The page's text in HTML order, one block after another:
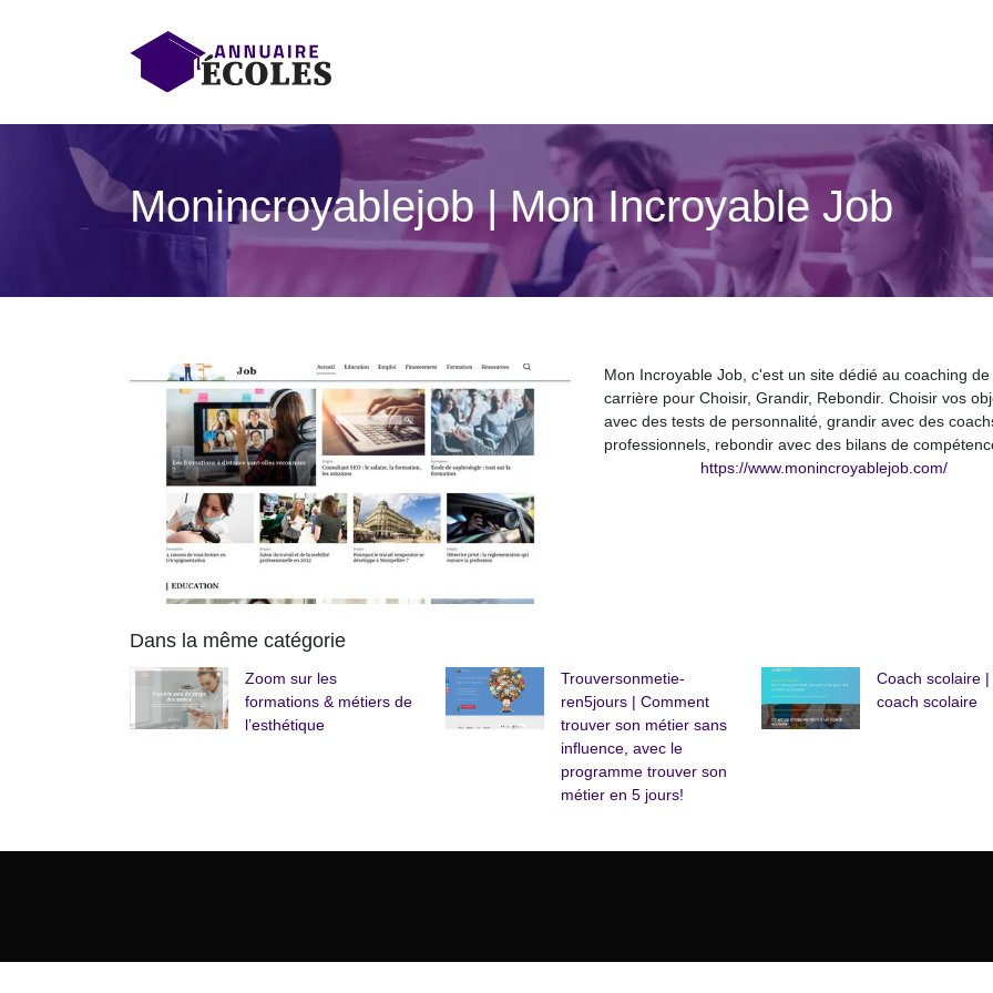
Monincroyab­le­job | Mon Incroyable Job
Mon Incroyable Job, c'est un site dédié au coaching de
carrière pour Choisir, Grandir, Rebondir. Choisir vos
avec des tests de personnalité, grandir avec des
professionnels, rebondir avec des bilans de
https://www.monincroyablejob.com/
Dans la même catégorie
Zoom sur les
formations & métiers de
l’esthétique
Trouver­son­metie­
ren5jours | Comment
trouver son métier sans
influence, avec le
programme trouver son
métier en 5 jours!
Coach scolaire |
coach scolaire